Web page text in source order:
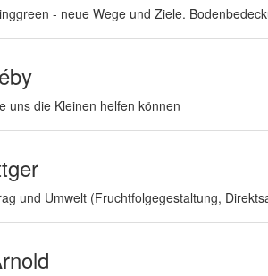
- neue Wege und Ziele.
uns die Kleinen helfen können
und Umwelt (Fruchtfolgegestaltung,